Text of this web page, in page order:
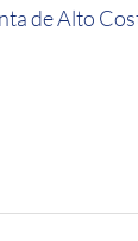
de Alto